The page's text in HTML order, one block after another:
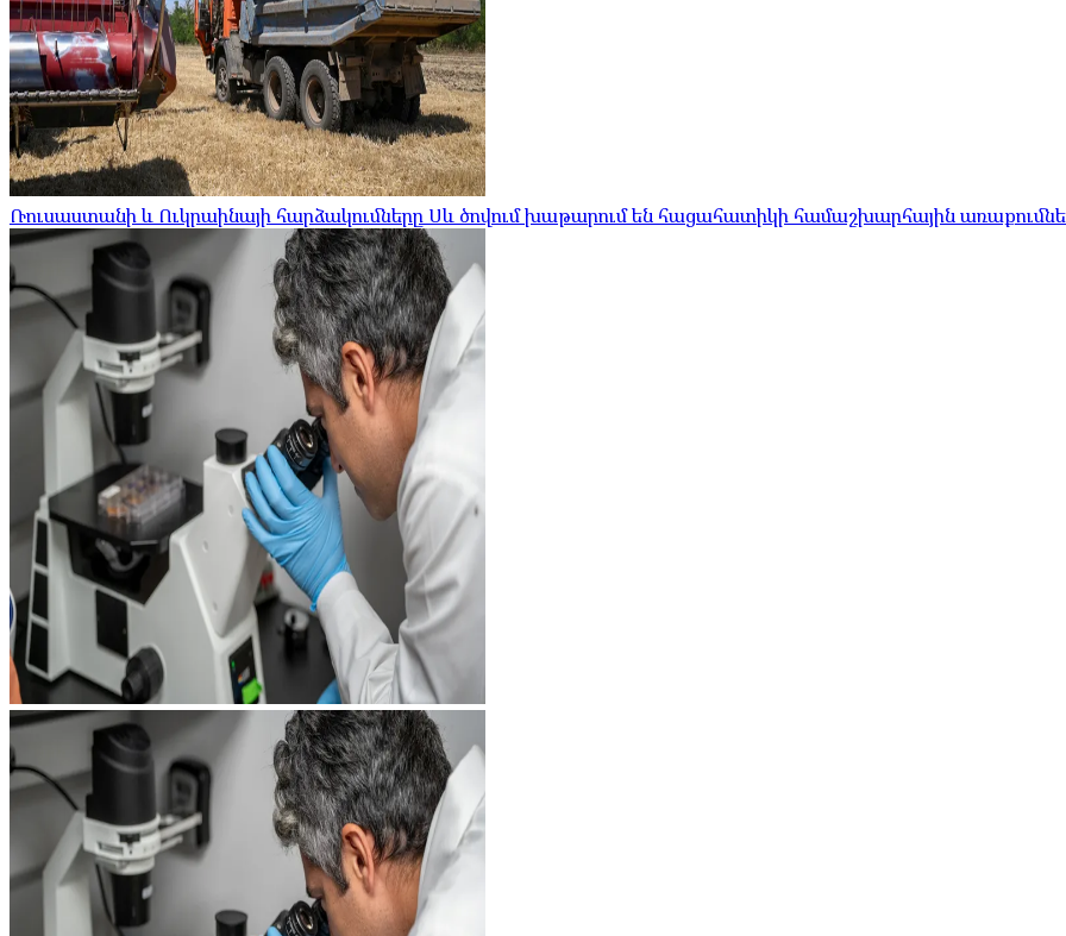
Ռուսաստանի և Ուկրաինայի հարձակումները Սև ծովում խաթարում են հացահատիկի համաշխարհային